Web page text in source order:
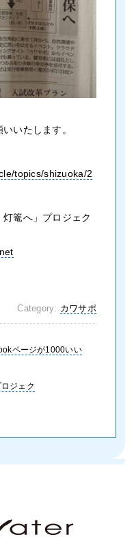
いたします。
topics/shizuoka/2
篭へ」プロジェク
Category: カワサポ
ページが1000いい
ジェク